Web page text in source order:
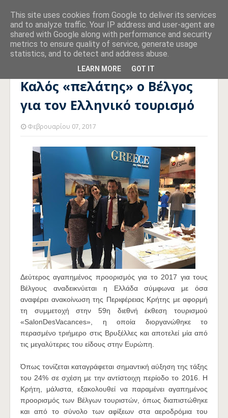
Αρχική σελίδα ΤΟΥΡΙΣΜΟΣ Καλός «πελάτης» ο Βέλγος για τον
Καλός «πελάτης» ο Βέλγος
για τον Ελληνικό τουρισμό
Φεβρουαρίου 07, 2017
Δεύτερος αγαπημένος προορισμός για το 2017 για τους
Βέλγους αναδεικνύεται η Ελλάδα σύμφωνα με όσα
αναφέρει ανακοίνωση της Περιφέρειας Κρήτης με αφορμή
τη συμμετοχή στην 59η διεθνή έκθεση τουρισμού
«SalonDesVacances», η οποία διοργανώθηκε το
περασμένο τριήμερο στις Βρυξέλλες και αποτελεί μία από
τις μεγαλύτερες του είδους στην Ευρώπη.
Όπως τονίζεται καταγράφεται σημαντική αύξηση της τάξης
του 24% σε σχέση με την αντίστοιχη περίοδο το 2016. Η
Κρήτη, μάλιστα, εξακολουθεί να παραμένει αγαπημένος
προορισμός των Βέλγων τουριστών, όπως διαπιστώθηκε
και από το σύνολο των αφίξεων στα αεροδρόμια του
This site uses cookies from Google to deliver its services
and to analyze traffic. Your IP address and user-agent are
shared with Google along with performance and security
metrics to ensure quality of service, generate usage
statistics, and to detect and address abuse.
LEARN MORE GOT IT